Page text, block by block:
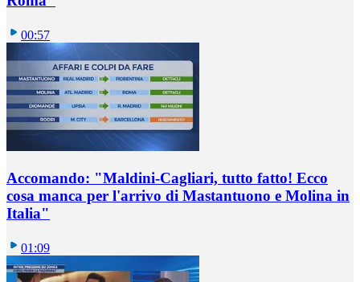
00:57
Accomando: "Maldini-Cagliari, tutto fatto! Ecco
cosa manca per l'arrivo di Mastantuono e Molina in
Italia"
01:09